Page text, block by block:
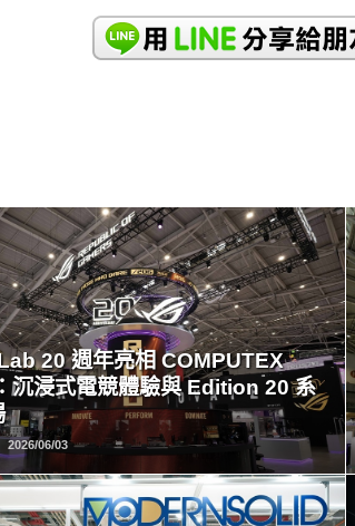
20 週年亮相 COMPUTEX
沉浸式電競體驗與 Edition 20 系
2026/06/03
READ
MORE